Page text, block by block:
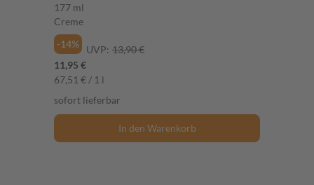
177 ml
Creme
-14%
UVP: 13,90 €
11,95 €
67,51 € / 1 l
sofort lieferbar
In den Warenkorb